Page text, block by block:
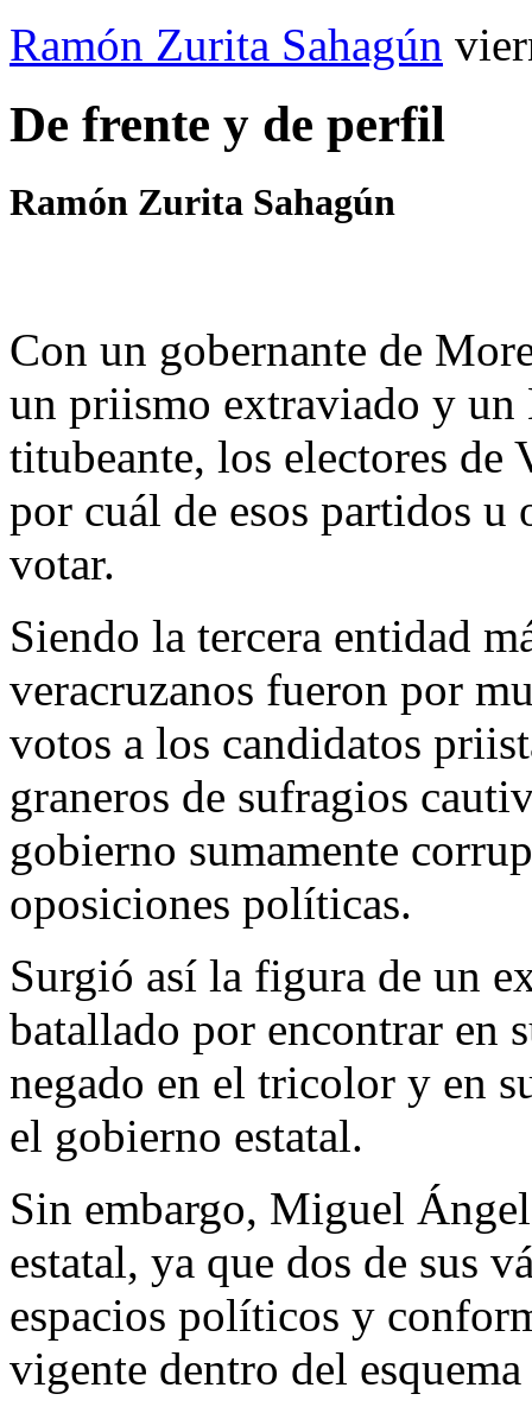
Ramón Zurita Sahagún
De frente y de perfil
Ramón Zurita Sahagún
Con un gobernante de
un priismo extraviado y
titubeante, los electores de
por cuál de esos partidos u
votar.
Siendo la tercera entidad
veracruzanos fueron por
votos a los candidatos
graneros de sufragios
gobierno sumamente
oposiciones políticas.
Surgió así la figura de un
batallado por encontrar en
negado en el tricolor y en
el gobierno estatal.
Sin embargo, Miguel
estatal, ya que dos de sus
espacios políticos y
vigente dentro del